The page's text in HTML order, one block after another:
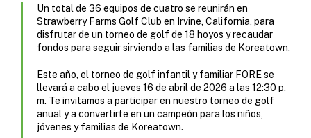
Un total de 36 equipos de cuatro se reunirán en
Strawberry Farms Golf Club en Irvine, California, para
disfrutar de un torneo de golf de 18 hoyos y recaudar
fondos para seguir sirviendo a las familias de Koreatown.
Este año, el torneo de golf infantil y familiar FORE se
llevará a cabo el jueves 16 de abril de 2026 a las 12:30 p.
m. Te invitamos a participar en nuestro torneo de golf
anual y a convertirte en un campeón para los niños,
jóvenes y familias de Koreatown.